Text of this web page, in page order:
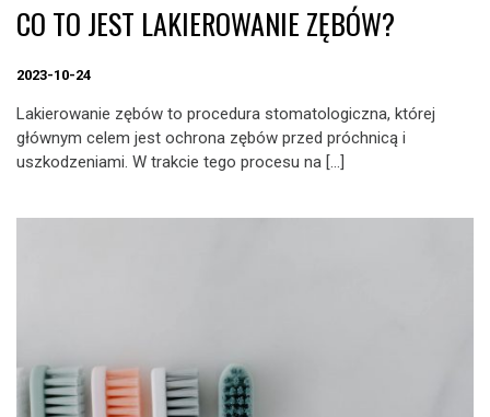
CO TO JEST LAKIEROWANIE ZĘBÓW?
2023-10-24
Lakierowanie zębów to procedura stomatologiczna, której
głównym celem jest ochrona zębów przed próchnicą i
uszkodzeniami. W trakcie tego procesu na […]